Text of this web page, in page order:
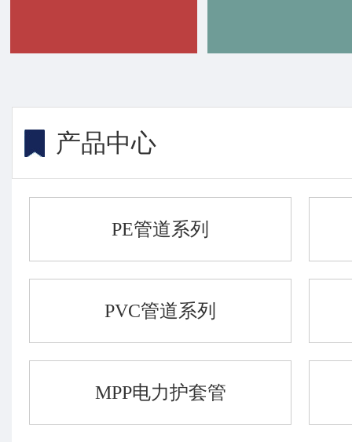
产品中心
PE管道系列
PVC管道系列
MPP电力护套管